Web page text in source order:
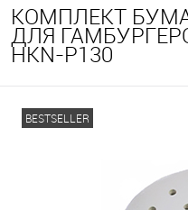
КОМПЛЕКТ
ДЛЯ
HKN-P130
BESTSELLER